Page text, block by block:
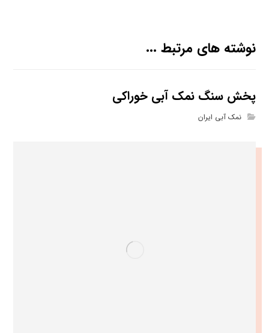
نوشته های مرتبط ...
پخش سنگ نمک آبی خوراکی
نمک آبی ایران